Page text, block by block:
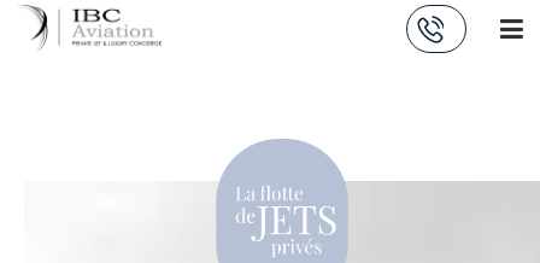
Panneau de gestion des cookies